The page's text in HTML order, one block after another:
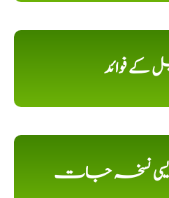
فوائد
دیسی نسخہ جات